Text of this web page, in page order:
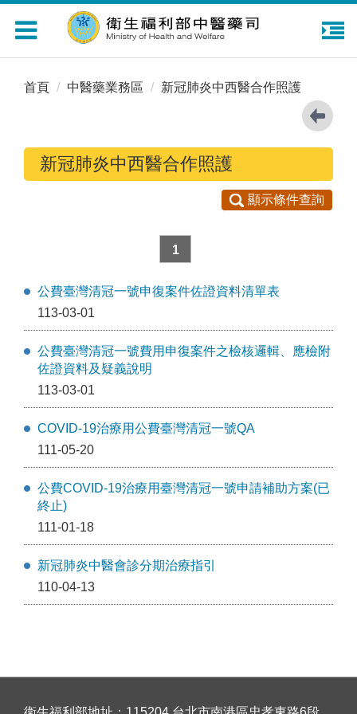
Toggle
navigation
首頁 中醫藥業務區 新冠肺炎中西醫合作照護
新冠肺炎中西醫合作照護
顯示條件查詢
1
公費臺灣清冠一號申復案件佐證資料清單表
113-03-01
公費臺灣清冠一號費用申復案件之檢核邏輯、應檢附
佐證資料及疑義說明
113-03-01
COVID-19治療用公費臺灣清冠一號QA
111-05-20
公費COVID-19治療用臺灣清冠一號申請補助方案(已
終止)
111-01-18
新冠肺炎中醫會診分期治療指引
110-04-13